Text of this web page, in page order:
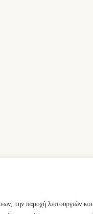
την παροχή λειτουργιών